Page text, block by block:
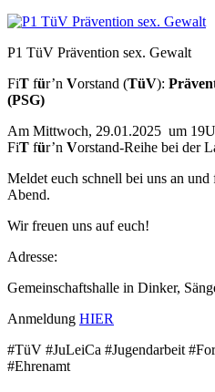
P1 TüV Prävention sex. Gewalt
FiT für’n Vorstand (TüV):
(PSG)
Am Mittwoch, 29.01.2025 um
FiT für’n Vorstand-Reihe bei der
Meldet euch schnell bei uns an
Abend.
Wir freuen uns auf euch!
Adresse:
Gemeinschaftshalle in Dinker,
Anmeldung HIER
#TüV #JuLeiCa #Jugendarbeit
#Ehrenamt